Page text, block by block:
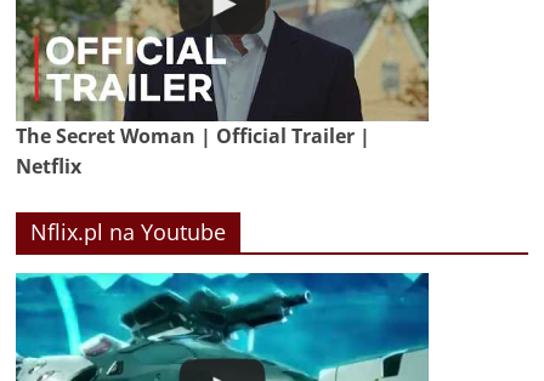
The Secret Woman | Official Trailer |
Netflix
Nflix.pl na Youtube